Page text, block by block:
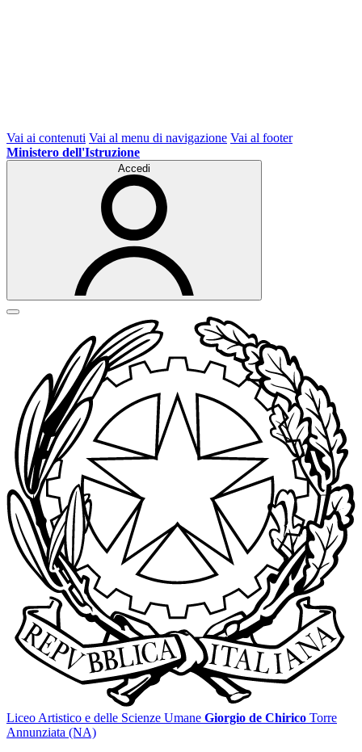
Vai ai contenuti Vai al menu di navigazione Vai al footer
Ministero dell'Istruzione
Accedi
Liceo Artistico e delle Scienze Umane Giorgio de Chirico Torre
Annunziata (NA)